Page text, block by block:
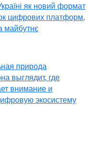
як новий формат
цифрових платформ,
майбутнє
природа
выглядит, где
внимание и
экосистему